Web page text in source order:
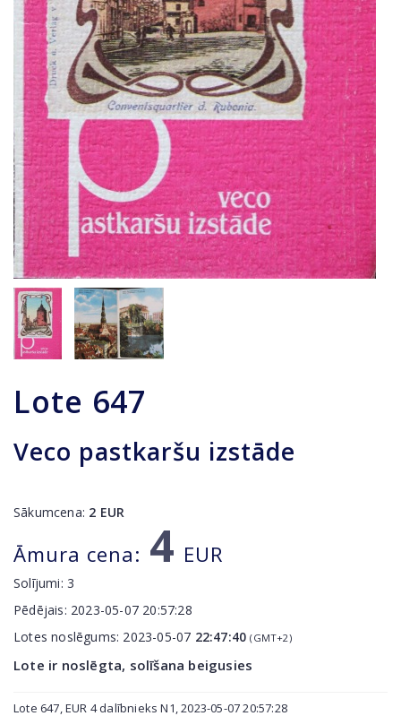
Lote 647
Veco pastkaršu izstāde
Sākumcena: 2 EUR
Āmura cena: 4 EUR
Solījumi:3
Pēdējais: 2023-05-07 20:57:28
Lotes noslēgums: 2023-05-07 22:47:40 (GMT+2)
Lote ir noslēgta, solīšana beigusies
Lote 647, EUR 4 dalībnieks N1, 2023-05-07 20:57:28